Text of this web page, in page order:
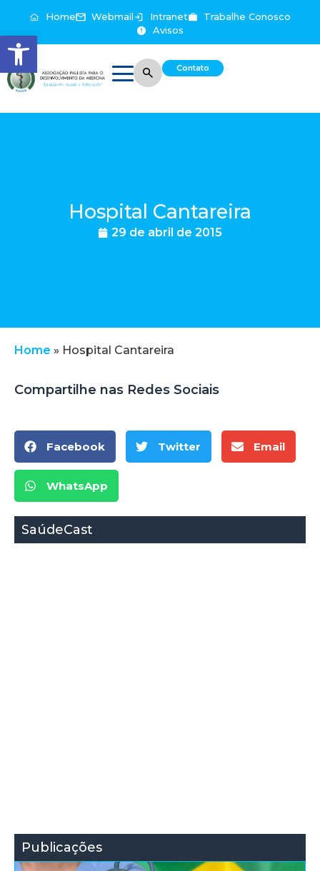
Abrir a barra de ferramentas
Home Webmail Intranet
Trabalhe Conosco
Avisos
Contato
Hospital Cantareira
29 de abril de 2015
Home » Hospital Cantareira
Compartilhe nas Redes Sociais
Facebook Twitter Email
WhatsApp
SaúdeCast
Publicações